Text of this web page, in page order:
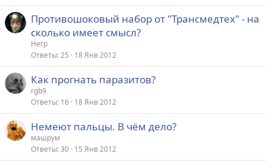
Противошоковый набор от "Трансмедтех" - на
сколько имеет смысл?
Негр
Ответы 25 18 Янв 2012
Как прогнать паразитов?
rgb9
Ответы 16 18 Янв 2012
Немеют пальцы. В чём дело?
машрум
Ответы 30 15 Янв 2012